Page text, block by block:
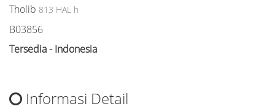
Tholib 813 HAL h
B03856
Tersedia - Indonesia
Informasi Detail